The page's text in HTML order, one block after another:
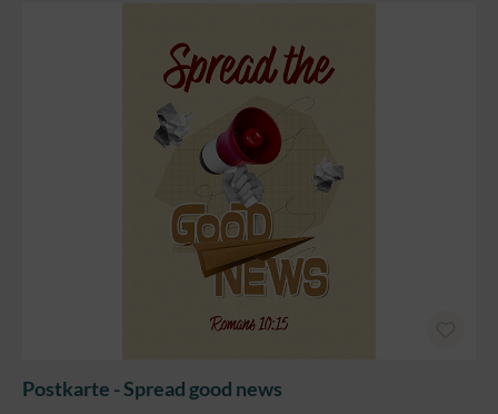
Postkarte - Spread good news